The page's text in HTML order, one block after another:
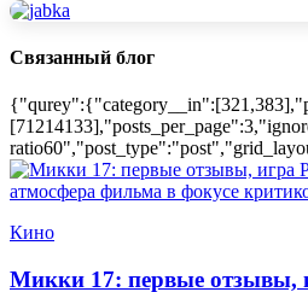
Связанный блог
Кино
Микки 17: первые отзывы,